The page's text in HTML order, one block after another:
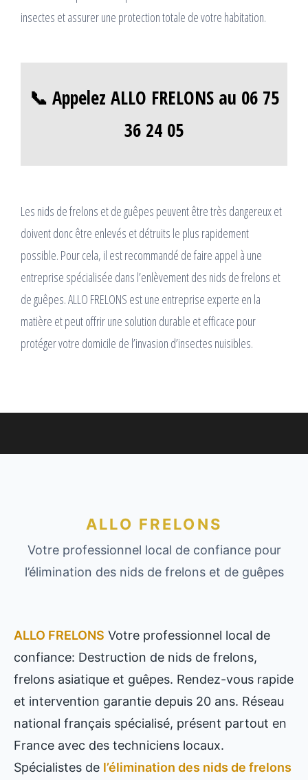
insectes et assurer une protection totale de votre habitation.
📞 Appelez ALLO FRELONS au 06 75
36 24 05
Les nids de frelons et de guêpes peuvent être très dangereux et
doivent donc être enlevés et détruits le plus rapidement
possible. Pour cela, il est recommandé de faire appel à une
entreprise spécialisée dans l’enlèvement des nids de frelons et
de guêpes. ALLO FRELONS est une entreprise experte en la
matière et peut offrir une solution durable et efficace pour
protéger votre domicile de l’invasion d’insectes nuisibles.
ALLO FRELONS
Votre professionnel local de confiance pour
l’élimination des nids de frelons et de guêpes
ALLO FRELONS Votre professionnel local de
confiance: Destruction de nids de frelons,
frelons asiatique et guêpes. Rendez-vous rapide
et intervention garantie depuis 20 ans. Réseau
national français spécialisé, présent partout en
France avec des techniciens locaux.
Spécialistes de l’élimination des nids de frelons